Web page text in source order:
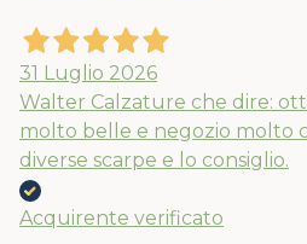
31 Luglio 2026
Walter Calzature che dire:
molto belle e negozio molto
diverse scarpe e lo consiglio.
Acquirente verificato